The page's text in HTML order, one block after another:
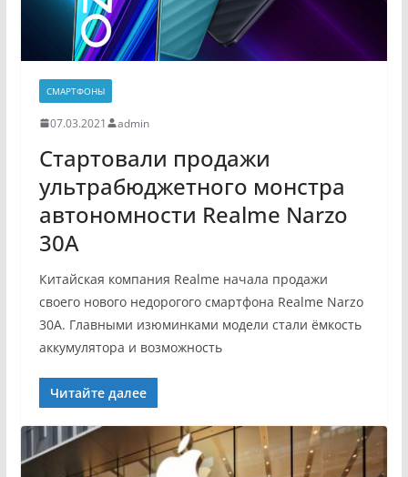
СМАРТФОНЫ
07.03.2021 admin
Стартовали продажи
ультрабюджетного монстра
автономности Realme Narzo
30A
Китайская компания Realme начала продажи
своего нового недорогого смартфона Realme Narzo
30A. Главными изюминками модели стали ёмкость
аккумулятора и возможность
Читайте далее